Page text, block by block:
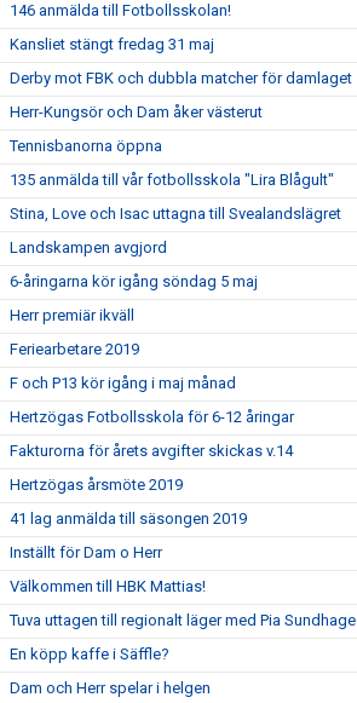
146 anmälda till Fotbollsskolan!
Kansliet stängt fredag 31 maj
Derby mot FBK och dubbla matcher för damlaget
Herr-Kungsör och Dam åker västerut
Tennisbanorna öppna
135 anmälda till vår fotbollsskola "Lira Blågult"
Stina, Love och Isac uttagna till Svealandslägret
Landskampen avgjord
6-åringarna kör igång söndag 5 maj
Herr premiär ikväll
Feriearbetare 2019
F och P13 kör igång i maj månad
Hertzögas Fotbollsskola för 6-12 åringar
Fakturorna för årets avgifter skickas v.14
Hertzögas årsmöte 2019
41 lag anmälda till säsongen 2019
Inställt för Dam o Herr
Välkommen till HBK Mattias!
Tuva uttagen till regionalt läger med Pia Sundhage
En köpp kaffe i Säffle?
Dam och Herr spelar i helgen